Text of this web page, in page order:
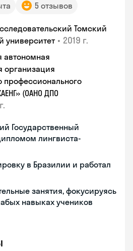
5 отзывов
Томский
университет • 2019 г.
автономная
организация
профессионального
(ОАНО ДПО
Государственный
лингвиста-
в Бразилии и работал
занятия, фокусируясь
навыках учеников